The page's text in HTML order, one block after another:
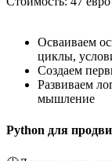
Осваиваем
циклы,
Создаем
Развиваем
мышление
Python для